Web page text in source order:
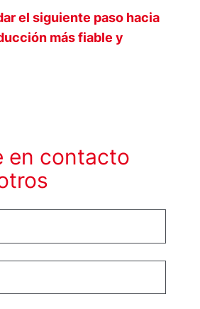
el siguiente paso hacia
más fiable y
en contacto